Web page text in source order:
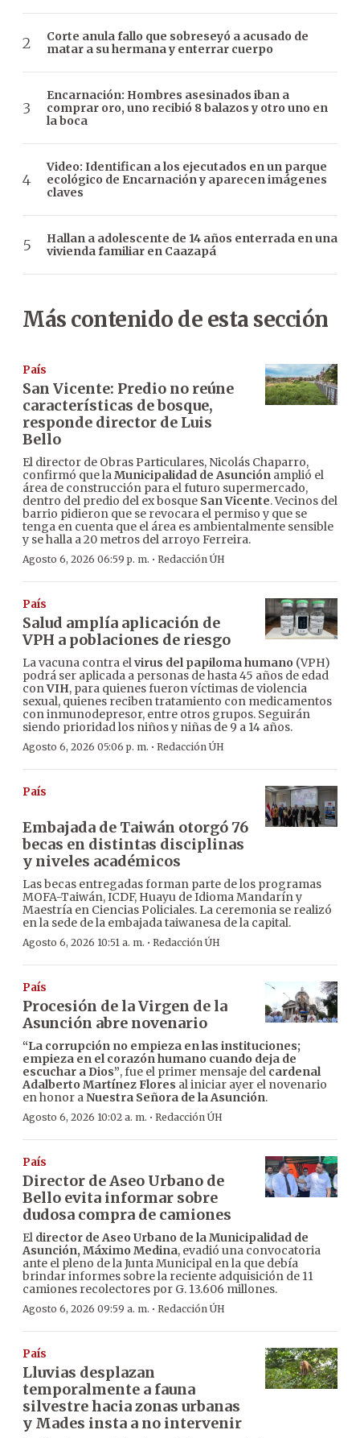
Corte anula fallo que sobreseyó a acusado de
matar a su hermana y enterrar cuerpo
Encarnación: Hombres asesinados iban a
comprar oro, uno recibió 8 balazos y otro uno en
la boca
Video: Identifican a los ejecutados en un parque
ecológico de Encarnación y aparecen imágenes
claves
Hallan a adolescente de 14 años enterrada en una
vivienda familiar en Caazapá
Más contenido de esta sección
País
San Vicente: Predio no reúne
características de bosque,
responde director de Luis
Bello
El director de Obras Particulares, Nicolás Chaparro,
confirmó que laMunicipalidad de Asunción amplió el
área de construcción para el futuro supermercado,
dentro del predio del ex bosque San Vicente. Vecinos del
barrio pidieron que se revocara el permiso y que se
tenga en cuenta que el área es ambientalmente sensible
y se halla a 20 metros del arroyo Ferreira.
Agosto 6, 2026 06:59 p. m. · Redacción ÚH
País
Salud amplía aplicación de
VPH a poblaciones de riesgo
La vacuna contra elvirus del papiloma humano (VPH)
podrá ser aplicada a personas de hasta 45 años de edad
conVIH, para quienes fueron víctimas de violencia
sexual, quienes reciben tratamiento con medicamentos
con inmunodepresor, entre otros grupos. Seguirán
siendo prioridad los niños y niñas de 9 a 14 años.
Agosto 6, 2026 05:06 p. m. · Redacción ÚH
País
Embajada de Taiwán otorgó 76
becas en distintas disciplinas
y niveles académicos
Las becas entregadas forman parte de los programas
MOFA-Taiwán, ICDF, Huayu de Idioma Mandarín y
Maestría en Ciencias Policiales. La ceremonia se realizó
en la sede de la embajada taiwanesa de la capital.
Agosto 6, 2026 10:51 a. m. · Redacción ÚH
País
Procesión de la Virgen de la
Asunción abre novenario
“La corrupción no empieza en las instituciones;
empieza en el corazón humano cuando deja de
escuchar a Dios”, fue el primer mensaje del cardenal
Adalberto Martínez Flores al iniciar ayer el novenario
en honor aNuestra Señora de la Asunción.
Agosto 6, 2026 10:02 a. m. · Redacción ÚH
País
Director de Aseo Urbano de
Bello evita informar sobre
dudosa compra de camiones
El director de Aseo Urbano de la Municipalidad de
Asunción, Máximo Medina, evadió una convocatoria
ante el pleno de la Junta Municipal en la que debía
brindar informes sobre la reciente adquisición de 11
camiones recolectores por G. 13.606 millones.
Agosto 6, 2026 09:59 a. m. · Redacción ÚH
País
Lluvias desplazan
temporalmente a fauna
silvestre hacia zonas urbanas
y Mades insta a no intervenir